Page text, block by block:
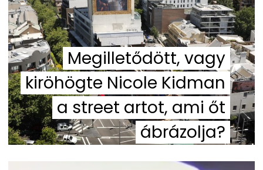
Megilletődött, vagy
kiröhögte Nicole Kidman
a street artot, ami őt
ábrázolja?